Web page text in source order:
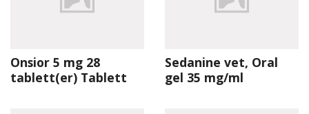
Onsior 5 mg 28
tablett(er) Tablett
Sedanine vet, Oral
gel 35 mg/ml